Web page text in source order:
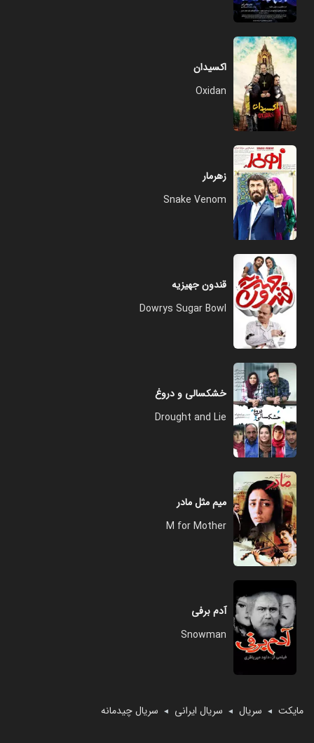
اکسیدان
Oxidan
زهرمار
Snake Venom
قندون جهیزیه
Dowrys Sugar Bowl
خشکسالی و دروغ
Drought and Lie
میم مثل مادر
M for Mother
آدم برفی
Snowman
مایکت ◄ سریال ◄ سریال ایرانی ◄ سریال چیدمانه